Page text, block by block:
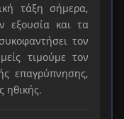
τάξη σήμερα,
εξουσία και τα
τον
τιμούμε τον
επαγρύπνησης,
ηθικής.